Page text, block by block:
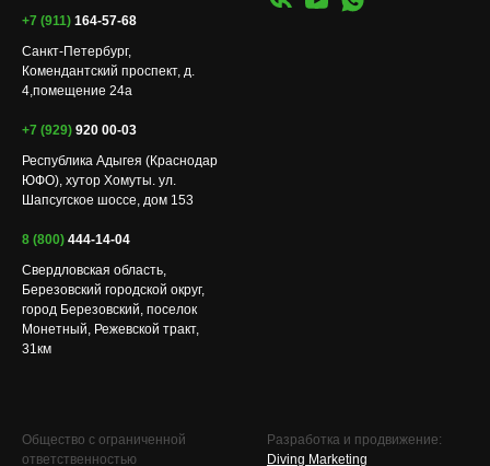
+7 (911) 164-57-68
Санкт-Петербург,
Комендантский проспект, д.
4,помещение 24а
+7 (929) 920 00-03
Республика Адыгея (Краснодар
ЮФО), хутор Хомуты. ул.
Шапсугское шоссе, дом 153
8 (800) 444-14-04
Свердловская область,
Березовский городской округ,
город Березовский, поселок
Монетный, Режевской тракт,
31км
Общество с ограниченной
ответственностью
Разработка и продвижение:
Diving Marketing